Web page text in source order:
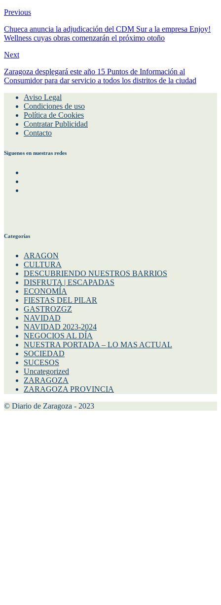
Previous
Chueca anuncia la adjudicación del CDM Sur a la empresa Enjoy!
Wellness cuyas obras comenzarán el próximo otoño
Next
Zaragoza desplegará este año 15 Puntos de Información al
Consumidor para dar servicio a todos los distritos de la ciudad
Aviso Legal
Condiciones de uso
Política de Cookies
Contratar Publicidad
Contacto
Siguenos en nuestras redes
Categorías
ARAGON
CULTURA
DESCUBRIENDO NUESTROS BARRIOS
DISFRUTA | ESCAPADAS
ECONOMÍA
FIESTAS DEL PILAR
GASTROZGZ
NAVIDAD
NAVIDAD 2023-2024
NEGOCIOS AL DÍA
NUESTRA PORTADA – LO MAS ACTUAL
SOCIEDAD
SUCESOS
Uncategorized
ZARAGOZA
ZARAGOZA PROVINCIA
© Diario de Zaragoza - 2023